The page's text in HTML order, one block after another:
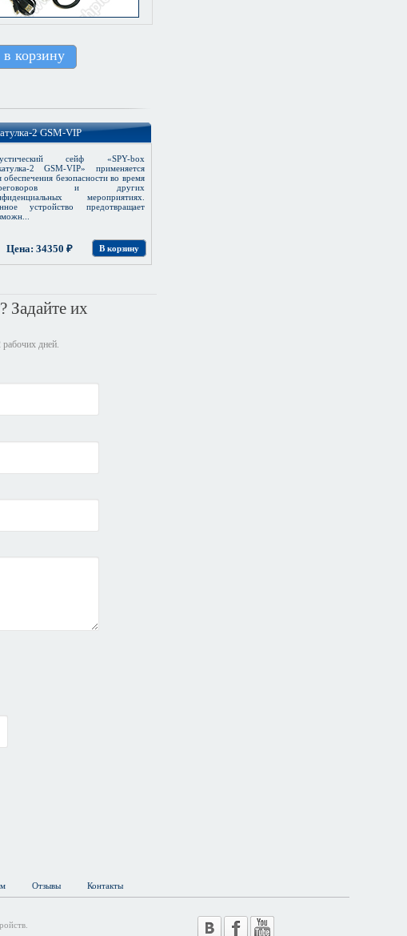
в корзину
2 GSM-VIP
сейф «SPY-box
2 GSM-VIP» применяется
обеспечения безопасности во время
и других
мероприятиях.
устройство предотвращает
Цена: 34350 ₽ В корзину
? Задайте их
дней.
Отзывы Контакты